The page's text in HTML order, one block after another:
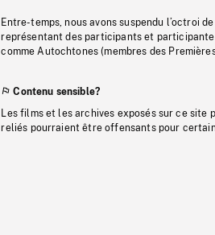
Entre-temps, nous avons suspendu l’octroi
représentant des participants et
comme Autochtones (membres des
Contenu sensible?
Les films et les archives exposés sur ce site
reliés pourraient être offensants pour